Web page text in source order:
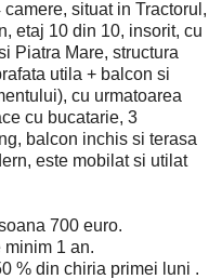
situat in Tractorul,
etaj 10 din 10, insorit, cu
Piatra Mare, structura
utila + balcon si
cu urmatoarea
cu bucatarie, 3
balcon inchis si terasa
este mobilat si utilat
700 euro.
1 an.
% din chiria primei luni .